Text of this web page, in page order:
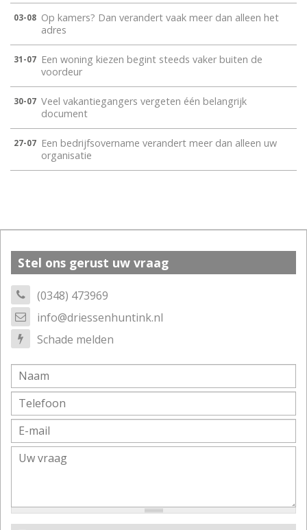
03-08 Op kamers? Dan verandert vaak meer dan alleen het
adres
31-07 Een woning kiezen begint steeds vaker buiten de
voordeur
30-07 Veel vakantiegangers vergeten één belangrijk
document
27-07 Een bedrijfsovername verandert meer dan alleen uw
organisatie
Stel ons gerust uw vraag
(0348) 473969
info@driessenhuntink.nl
Schade melden